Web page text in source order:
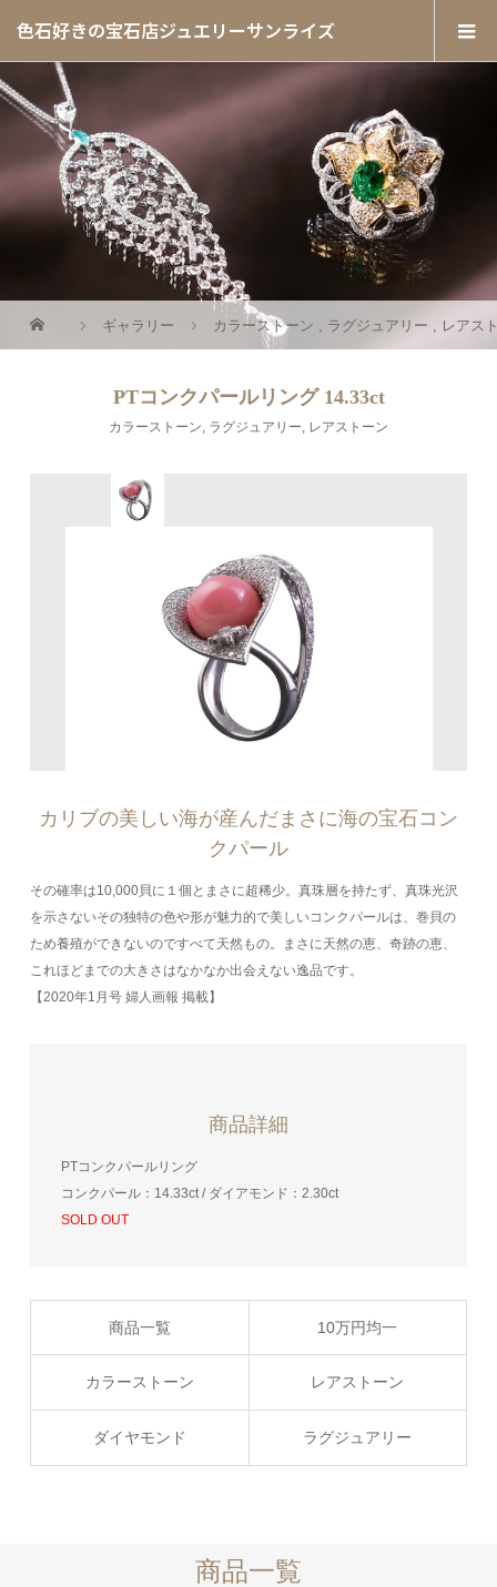
色石好きの宝石店ジュエリーサンライズ
ギャラリー カラーストーン , ラグジュアリー , レアス
PTコンクパールリング 14.33ct
カラーストーン, ラグジュアリー, レアストーン
カリブの美しい海が産んだまさに海の宝石コン
クパール
その確率は10,000貝に１個とまさに超稀少。真珠層を持たず、真珠光沢
を示さないその独特の色や形が魅力的で美しいコンクパールは、巻貝の
ため養殖ができないのですべて天然もの。まさに天然の恵、奇跡の恵、
これほどまでの大きさはなかなか出会えない逸品です。
【2020年1月号 婦人画報 掲載】
商品詳細
PTコンクパールリング
コンクパール：14.33ct / ダイアモンド：2.30ct
SOLD OUT
商品一覧 10万円均一
カラーストーン レアストーン
ダイヤモンド ラグジュアリー
商品一覧